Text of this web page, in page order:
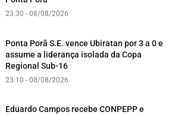
23:30 - 08/08/2026
Ponta Porã S.E. vence Ubiratan por 3 a 0 e
assume a liderança isolada da Copa
Regional Sub-16
23:10 - 08/08/2026
Eduardo Campos recebe CONPEPP e